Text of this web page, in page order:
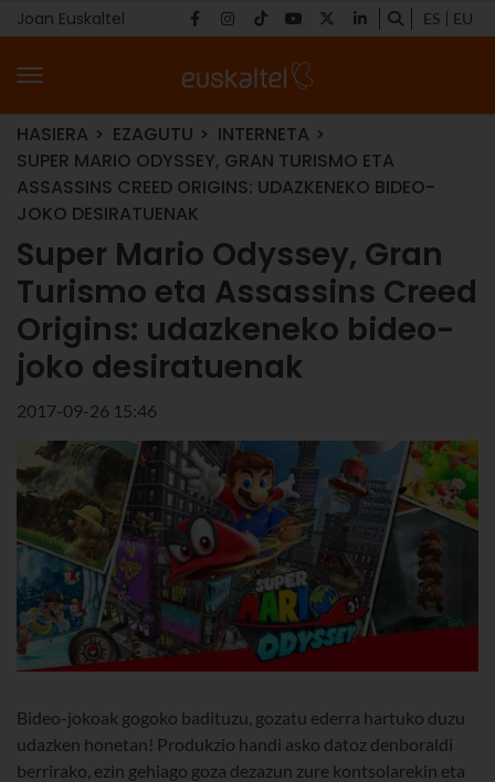
Joan Euskaltel ES EU
HASIERA EZAGUTU
INTERNETA
SUPER MARIO ODYSSEY, GRAN TURISMO ETA
ASSASSINS CREED ORIGINS: UDAZKENEKO BIDEO-
JOKO DESIRATUENAK
Super Mario Odyssey, Gran
Turismo eta Assassins Creed
Origins: udazkeneko bideo-
joko desiratuenak
2017-09-26 15:46
Bideo-jokoak gogoko badituzu, gozatu ederra hartuko duzu
udazken honetan! Produkzio handi asko datoz denboraldi
berrirako, ezin gehiago goza dezazun zure kontsolarekin eta